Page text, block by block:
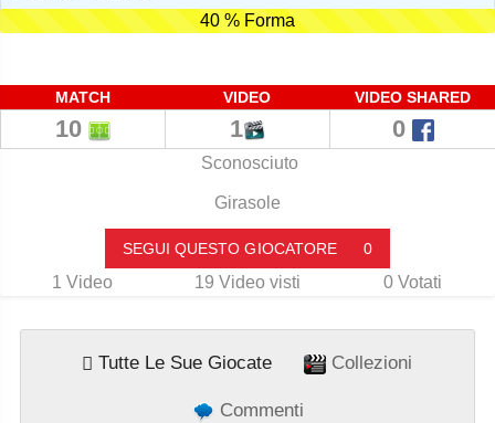
40 % Forma
MATCH VIDEO VIDEO SHARED
10 1 0
Sconosciuto
Girasole
SEGUI QUESTO GIOCATORE 0
1 Video 19 Video visti 0 Votati
Tutte Le Sue Giocate Collezioni
Commenti